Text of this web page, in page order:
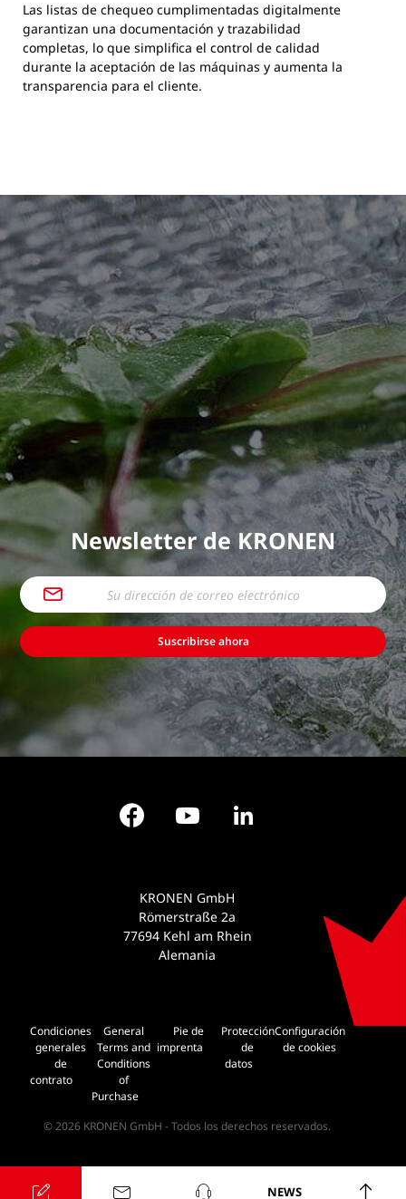
NEWS
Las listas de chequeo cumplimentadas digitalmente
garantizan una documentación y trazabilidad
completas, lo que simplifica el control de calidad
durante la aceptación de las máquinas y aumenta la
transparencia para el cliente.
Newsletter de KRONEN
Suscribirse ahora
FacebookYouTube
Condiciones
generales
de
contrato
General
Terms and
Conditions
of
Purchase
Pie de
imprenta
Protección
de
datos
Configuración
de cookies
© 2026 KRONEN GmbH - Todos los derechos reservados.
KRONEN GmbH
Römerstraße 2a
77694 Kehl am Rhein
Alemania